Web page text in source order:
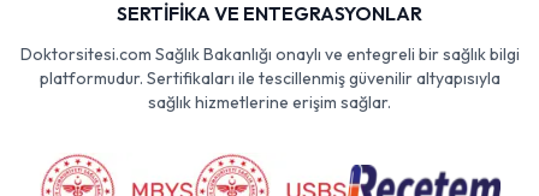
SERTİFİKA VE ENTEGRASYONLAR
Doktorsitesi.com Sağlık Bakanlığı onaylı ve entegreli bir sağlık bilgi
platformudur. Sertifikaları ile tescillenmiş güvenilir altyapısıyla
sağlık hizmetlerine erişim sağlar.